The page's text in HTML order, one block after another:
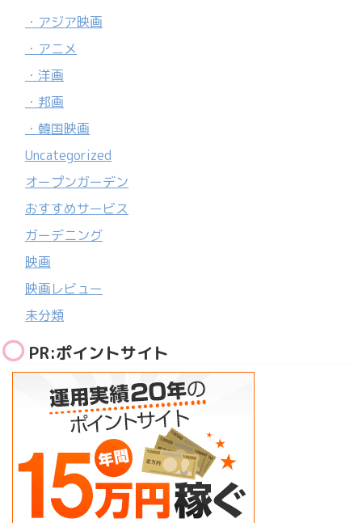
・アジア映画
・アニメ
・洋画
・邦画
・韓国映画
Uncategorized
オープンガーデン
おすすめサービス
ガーデニング
映画
映画レビュー
未分類
PR:ポイントサイト